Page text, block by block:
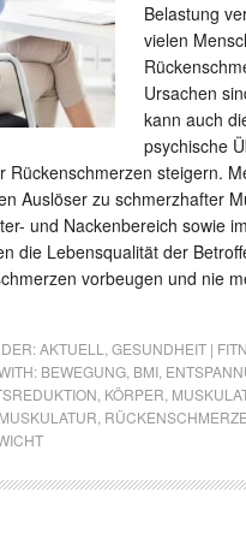
Belastung
vielen
Ursachen
kann auch
psychische
Rückenschmerzen steigern.
Auslöser zu schmerzhafter
und Nackenbereich sowie
die Lebensqualität der
vorbeugen und nie
AKTUELL
GESUNDHEIT |
BEWEGUNG, BMI,
KÖRPER